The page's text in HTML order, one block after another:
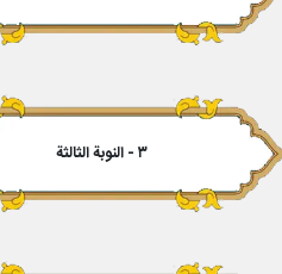
۳ - النوبة الثالثة